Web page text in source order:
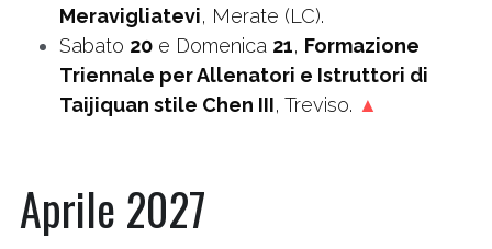
Meravigliatevi, Merate (LC).
Sabato 20 e Domenica 21, Formazione
Triennale per Allenatori e Istruttori di
Taijiquan stile Chen III, Treviso. ▲
Aprile 2027